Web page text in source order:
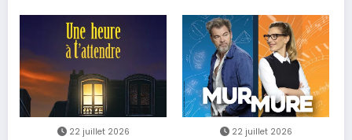
22 juillet 2026 22 juillet 2026